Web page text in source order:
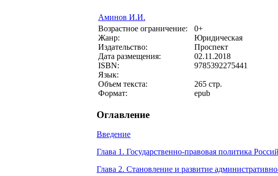
Аминов И.И.
Возрастное ограничение:
0+
Жанр:
Юридическая
Издательство:
Проспект
Дата размещения:
02.11.2018
ISBN:
9785392275441
Язык:
Объем текста:
265 стр.
Формат:
epub
Оглавление
Введение
Глава 1. Государственно-правовая политика
Глава 2. Становление и развитие